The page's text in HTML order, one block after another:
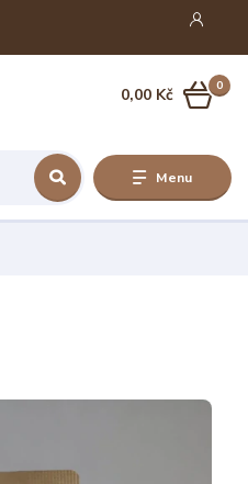
Menu
0
0,00 Kč